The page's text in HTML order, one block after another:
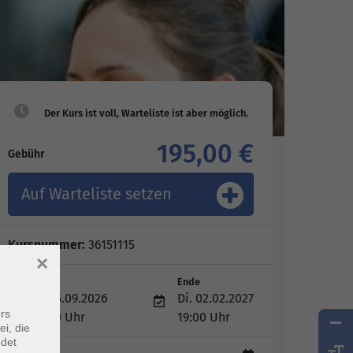
Gebühr 195,00 €
Auf Warteliste setzen
Kursnummer: 36151115
Di. 15.09.2026
18:00 Uhr
Ende
Di. 02.02.2027
19:00 Uhr
die
×